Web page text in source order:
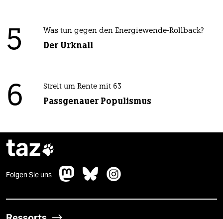
5 Was tun gegen den Energiewende-Rollback?
Der Urknall
6 Streit um Rente mit 63
Passgenauer Populismus
taz
Folgen Sie uns